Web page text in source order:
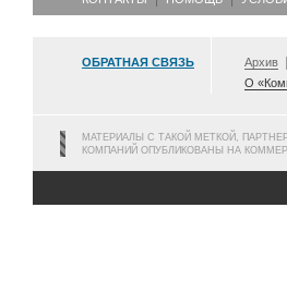
ОБРАТНАЯ СВЯЗЬ Архив
О
МАТЕРИАЛЫ С ТАКОЙ МЕТКОЙ,
КОМПАНИЙ ОПУБЛИКОВАНЫ НА